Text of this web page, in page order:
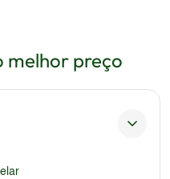
melhor preço